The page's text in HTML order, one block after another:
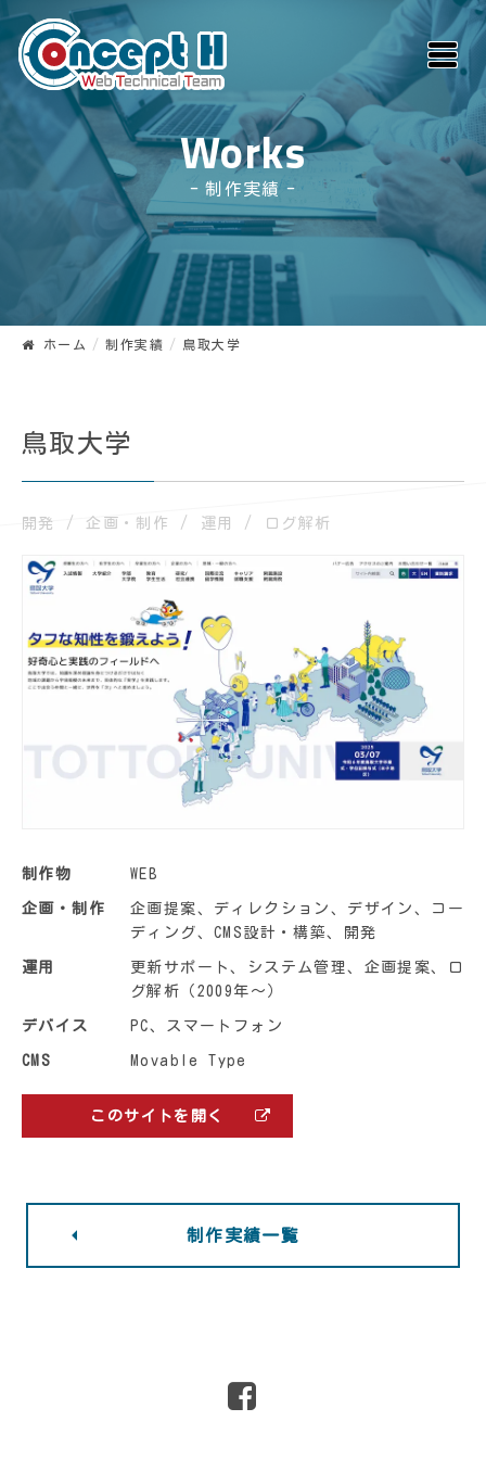
Works
制作実績
ホーム 制作実績 鳥取大学
鳥取大学
開発 企画・制作 運用 ログ解析
制作物 WEB
企画・制作
企画提案、ディレクション、デザイン、コー
ディング、CMS設計・構築、開発
運用
更新サポート、システム管理、企画提案、ロ
グ解析（2009年〜）
デバイス PC、スマートフォン
CMS Movable Type
このサイトを開く
制作実績一覧